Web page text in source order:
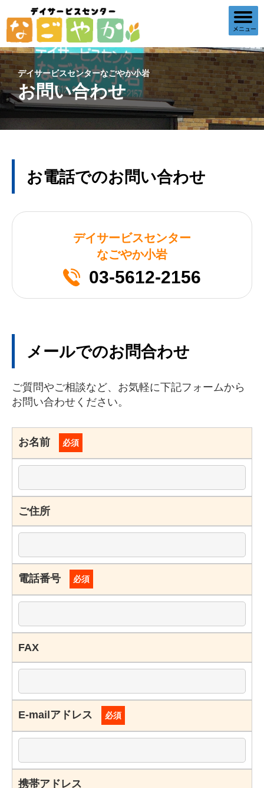
デイサービスセンターなごやか小岩
お問い合わせ
お電話でのお問い合わせ
デイサービスセンター
なごやか小岩
03-5612-2156
メールでのお問合わせ
ご質問やご相談など、お気軽に下記フォームから
お問い合わせください。
お名前 必須
ご住所
電話番号 必須
FAX
E-mailアドレス 必須
携帯アドレス